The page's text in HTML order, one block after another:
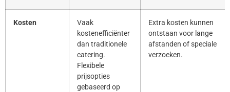
Kosten
Vaak
kostenefficiënter
dan traditionele
catering.
Flexibele
prijsopties
gebaseerd op
Extra kosten kunnen
ontstaan voor lange
afstanden of speciale
verzoeken.